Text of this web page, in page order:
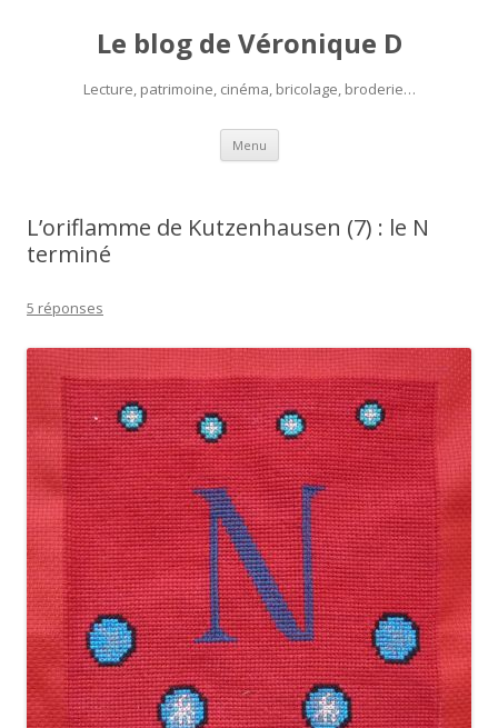
Le blog de Véronique D
Lecture, patrimoine, cinéma, bricolage, broderie…
Menu Aller
contenu
L’oriflamme de Kutzenhausen (7) : le N
terminé
5 réponses